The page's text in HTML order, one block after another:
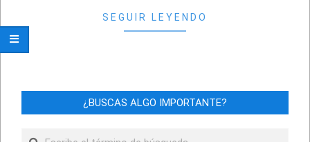
SEGUIR LEYENDO
¿BUSCAS ALGO IMPORTANTE?
Buscar